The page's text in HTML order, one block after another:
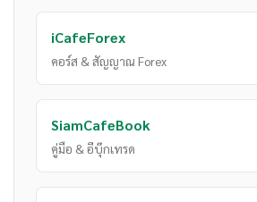
iCafeForex
คอร์ส & สัญญาณ Forex
SiamCafeBook
คู่มือ & อีบุ๊กเทรด